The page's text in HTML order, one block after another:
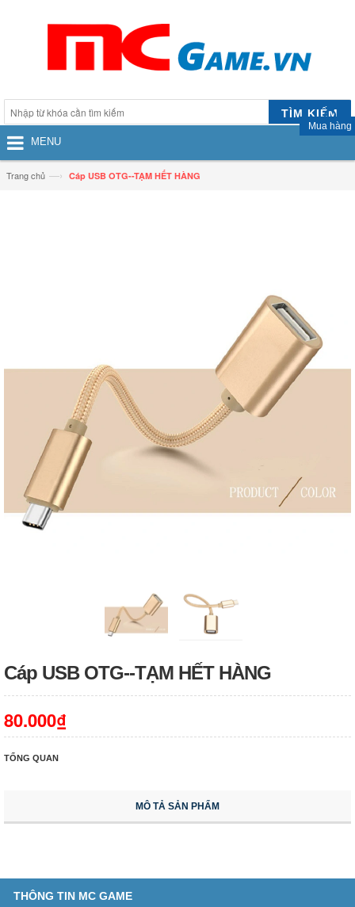
TÌM KIẾM
Mua hàng
MENU
Trang chủ —› Cáp USB OTG--TẠM HẾT HÀNG
Cáp USB OTG--TẠM HẾT HÀNG
80.000₫
TỔNG QUAN
MÔ TẢ SẢN PHẨM
THÔNG TIN MC GAME